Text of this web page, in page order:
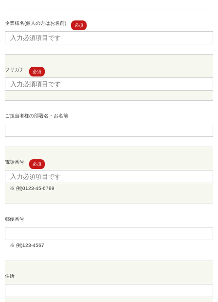
企業様名(個人の方はお名前)
フリガナ
ご担当者様の部署名・お名前
電話番号
※ 例)0123-45-6789
郵便番号
※ 例)123-4567
住所